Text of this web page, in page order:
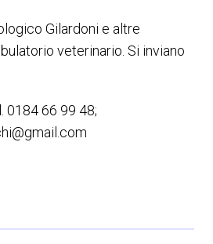
Gilardoni e altre
veterinario. Si inviano
0184 66 99 48;